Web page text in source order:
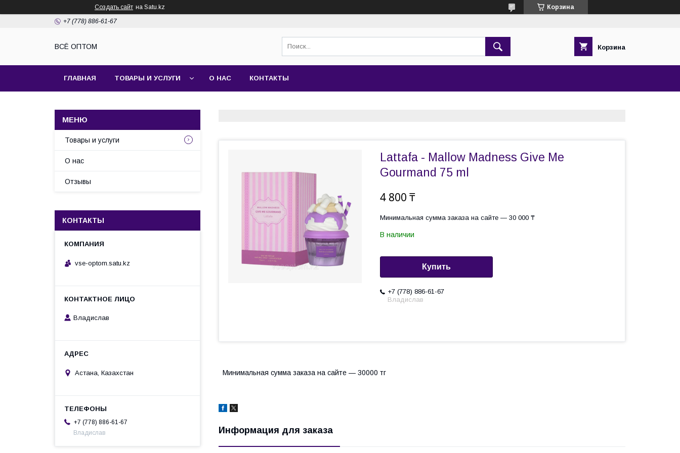
Создать сайт на Satu.kz Корзина
+7 (778) 886-61-67
ВСЁ ОПТОМ Корзина
ГЛАВНАЯ ТОВАРЫ И УСЛУГИ О НАС КОНТАКТЫ
Lattafa - Mallow Madness Give Me
Gourmand 75 ml
4 800 ₸
Минимальная сумма заказа на сайте — 30 000 ₸
В наличии
Купить
+7 (778) 886-61-67
Владислав
Минимальная сумма заказа на сайте — 30000 тг
Информация для заказа
Товары и услуги
О нас
Отзывы
КОНТАКТЫ
vse-optom.satu.kz
Владислав
Астана, Казахстан
+7 (778) 886-61-67
Владислав